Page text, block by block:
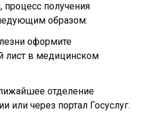
процесс получения
образом:
оформите
лист в медицинском
отделение
или через портал Госуслуг.